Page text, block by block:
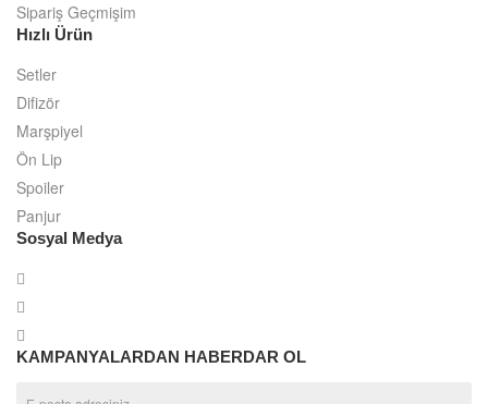
Sipariş Geçmişim
Hızlı Ürün
Setler
Difizör
Marşpiyel
Ön Lip
Spoiler
Panjur
Sosyal Medya
KAMPANYALARDAN HABERDAR OL